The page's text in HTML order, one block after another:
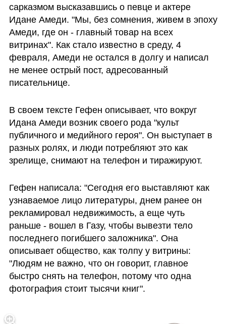
сарказмом высказавшись о певце и актере
Идане Амеди. "Мы, без сомнения, живем в эпоху
Амеди, где он - главный товар на всех
витринах". Как стало известно в среду, 4
февраля, Амеди не остался в долгу и написал
не менее острый пост, адресованный
писательнице.
В своем тексте Гефен описывает, что вокруг
Идана Амеди возник своего рода "культ
публичного и медийного героя". Он выступает в
разных ролях, и люди потребляют это как
зрелище, снимают на телефон и тиражируют.
Гефен написала: "Сегодня его выставляют как
узнаваемое лицо литературы, днем ранее он
рекламировал недвижимость, а еще чуть
раньше - вошел в Газу, чтобы вывезти тело
последнего погибшего заложника". Она
описывает общество, как толпу у витрины:
"Людям не важно, что он говорит, главное
быстро снять на телефон, потому что одна
фотография стоит тысячи книг".